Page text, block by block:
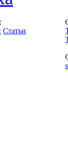
Статьи